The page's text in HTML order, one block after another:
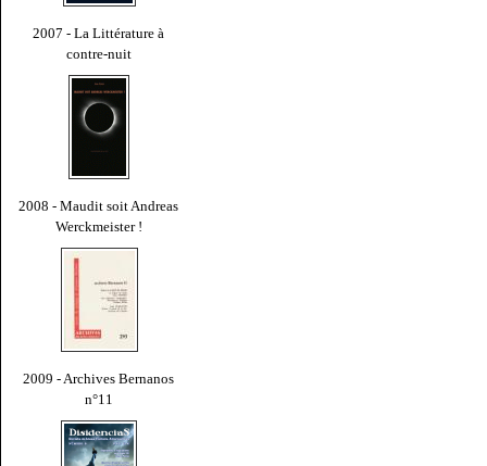
2007 - La Littérature à
contre-nuit
2008 - Maudit soit Andreas
Werckmeister !
2009 - Archives Bernanos
n°11